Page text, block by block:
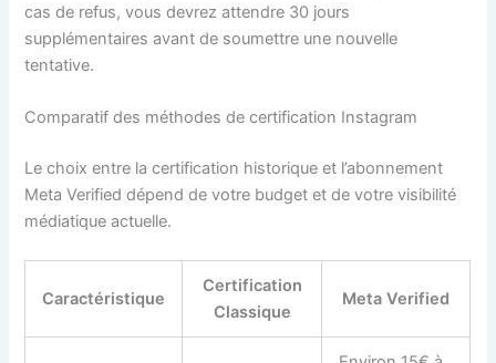
cas de refus, vous devrez attendre 30 jours
supplémentaires avant de soumettre une nouvelle
tentative.
Comparatif des méthodes de certification Instagram
Le choix entre la certification historique et l’abonnement
Meta Verified dépend de votre budget et de votre visibilité
médiatique actuelle.
Caractéristique
Certification
Classique
Meta Verified